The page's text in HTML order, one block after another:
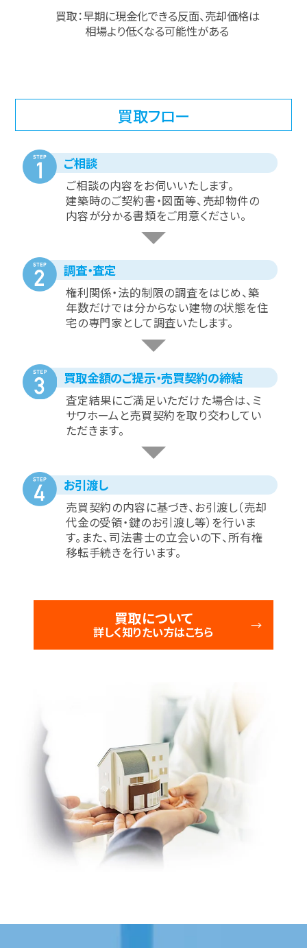
買取：早期に現金化できる反面、売却価格は
相場より低くなる可能性がある
買取フロー
ご相談
ご相談の内容をお伺いいたします。
建築時のご契約書・図面等、売却物件の
内容が分かる書類をご用意ください。
調査・査定
権利関係・法的制限の調査をはじめ、築
年数だけでは分からない建物の状態を住
宅の専門家として調査いたします。
買取金額のご提示・売買契約の締結
査定結果にご満足いただけた場合は、ミ
サワホームと売買契約を取り交わしてい
ただきます。
お引渡し
売買契約の内容に基づき、お引渡し（売却
代金の受領・鍵のお引渡し等）を行いま
す。また、司法書士の立会いの下、所有権
移転手続きを行います。
買取について
詳しく知りたい方はこちら